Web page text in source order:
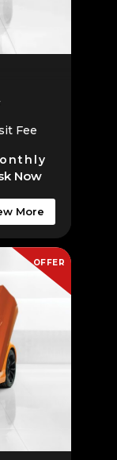
Fee
Now
More
OFFER